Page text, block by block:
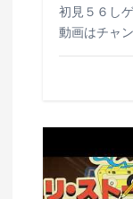
初見５６し
動画はチャ